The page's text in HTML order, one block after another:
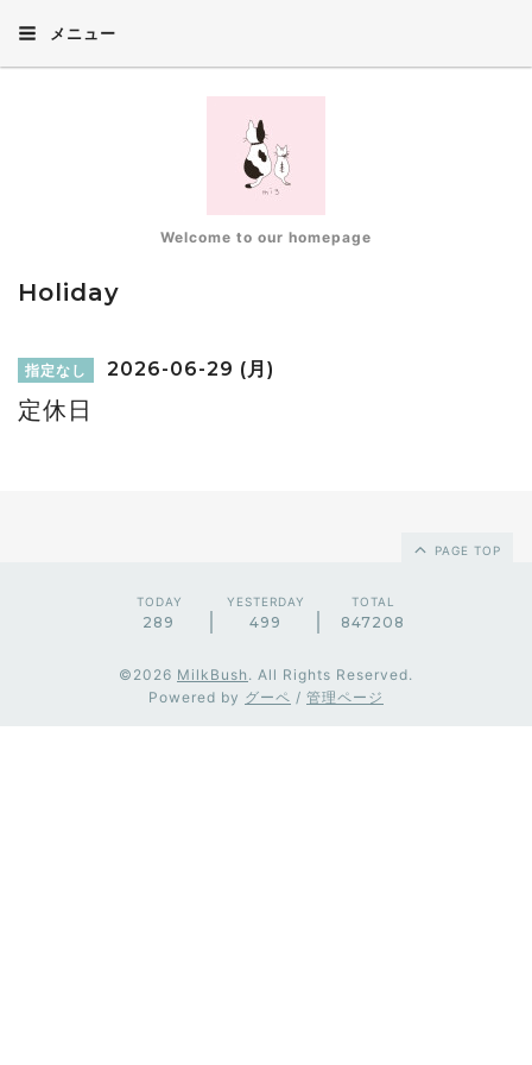
メニュー
Welcome to our homepage
Holiday
指定なし 2026-06-29 (月)
定休日
PAGE TOP
TODAY
289
YESTERDAY
499
TOTAL
847208
©2026 MilkBush . All Rights Reserved.
Powered by グーペ / 管理ページ